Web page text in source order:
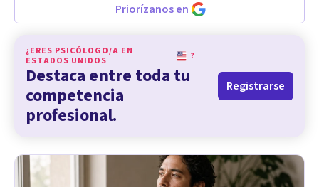
Priorízanos en
¿ERES PSICÓLOGO/A EN
ESTADOS UNIDOS
?
Destaca entre toda tu
competencia
profesional.
Registrarse